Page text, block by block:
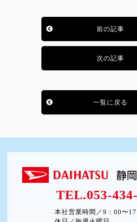
前の記事
次の記事
一覧に戻る
TEL.053-
本社営業時間／9：00〜